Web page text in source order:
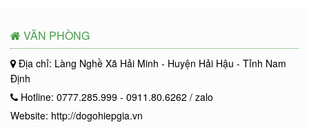
VĂN PHÒNG
Địa chỉ: Làng Nghề Xã Hải Minh - Huyện Hải Hậu - Tỉnh Nam
Định
Hotline: 0777.285.999 - 0911.80.6262 / zalo
Website: http://dogohiepgia.vn